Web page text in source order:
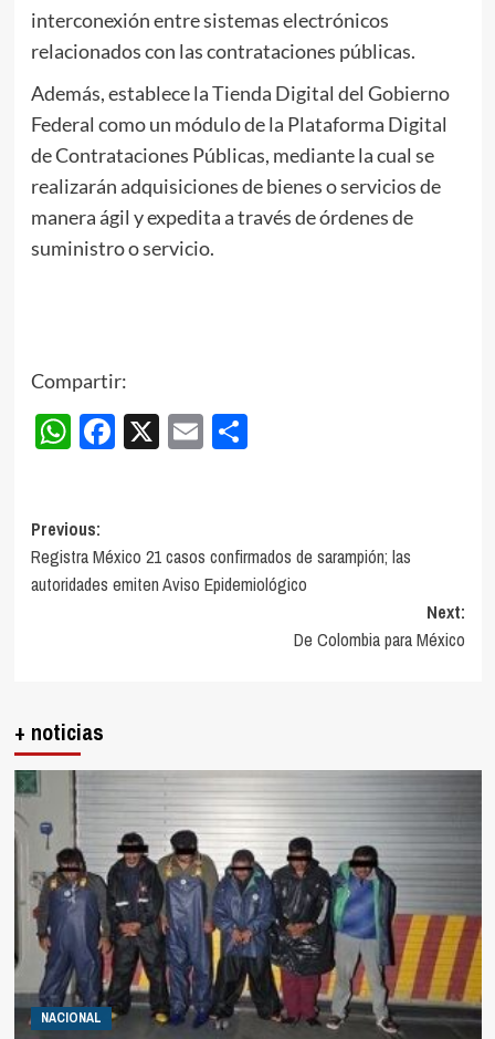
interconexión entre sistemas electrónicos
relacionados con las contrataciones públicas.
Además, establece la Tienda Digital del Gobierno
Federal como un módulo de la Plataforma Digital
de Contrataciones Públicas, mediante la cual se
realizarán adquisiciones de bienes o servicios de
manera ágil y expedita a través de órdenes de
suministro o servicio.
Compartir:
WhatsApp
Facebook
X EmailCompartir
Post
navigation
Previous:
Registra México 21 casos confirmados de sarampión; las
autoridades emiten Aviso Epidemiológico
Next:
De Colombia para México
+ noticias
NACIONAL